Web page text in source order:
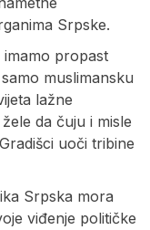
Srpske.
propast
muslimansku
lažne
da čuju i misle
uoči tribine
Srpska mora
viđenje političke